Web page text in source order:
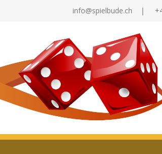
info@spielbude.ch |